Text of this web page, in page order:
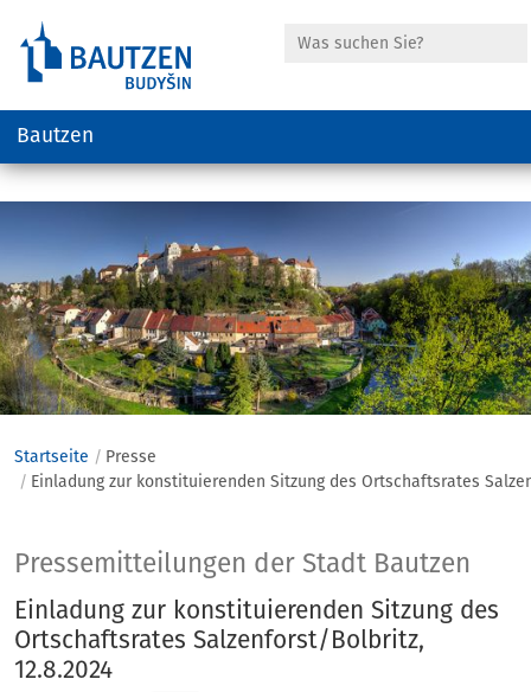
anspringen
Suche
Bautzen
Startseite
Presse
Einladung zur konstituierenden Sitzung des Ortschaftsrates
Presse
Pressemitteilungen der Stadt Bautzen
Einladung zur konstituierenden Sitzung des
Ortschaftsrates Salzenforst/Bolbritz,
12.8.2024